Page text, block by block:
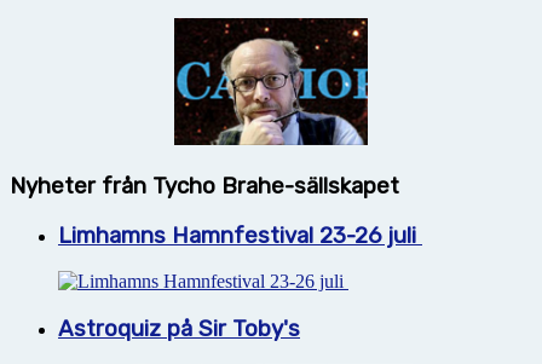
Nyheter från Tycho Brahe-sällskapet
Limhamns Hamnfestival 23-26 juli
Astroquiz på Sir Toby's